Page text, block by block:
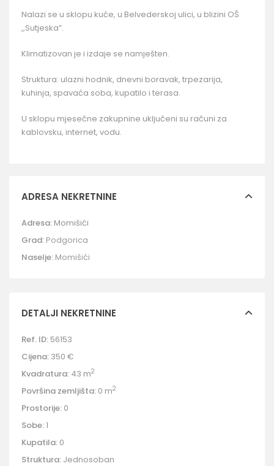
Nalazi se u sklopu kuće, u Belvederskoj ulici, u blizini OŠ
,,Sutjeska”.
Klimatizovan je i izdaje se namješten.
Struktura: ulazni hodnik, dnevni boravak, trpezarija,
kuhinja, spavaća soba, kupatilo i terasa.
U sklopu mjesečne zakupnine uključeni su računi za
kablovsku, internet, vodu.
ADRESA NEKRETNINE
Adresa: Momišići
Grad: Podgorica
Naselje: Momišići
DETALJI NEKRETNINE
Ref. ID: 56153
Cijena: 350 €
Kvadratura: 43 m2
Površina zemljišta: 0 m2
Prostorije: 0
Sobe:1
Kupatila: 0
Struktura: Jednosoban